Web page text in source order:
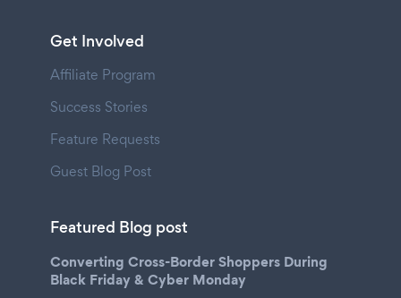
Get Involved
Affiliate Program
Success Stories
Feature Requests
Guest Blog Post
Featured Blog post
Converting Cross-Border Shoppers During
Black Friday & Cyber Monday